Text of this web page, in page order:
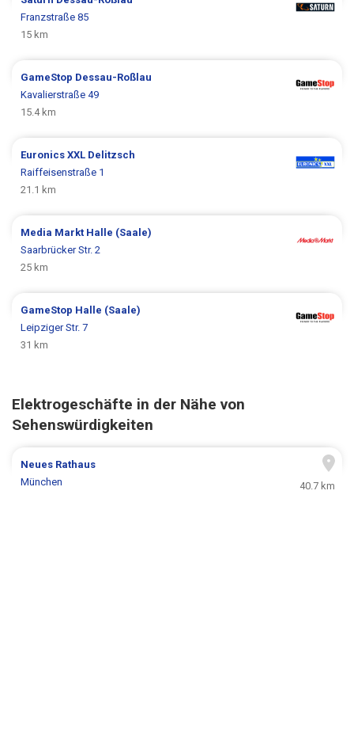
Franzstraße 85
15 km
GameStop Dessau-Roßlau
Kavalierstraße 49
15.4 km
Euronics XXL Delitzsch
Raiffeisenstraße 1
21.1 km
Media Markt Halle (Saale)
Saarbrücker Str. 2
25 km
GameStop Halle (Saale)
Leipziger Str. 7
31 km
Elektrogeschäfte in der Nähe von
Sehenswürdigkeiten
Neues Rathaus
München
40.7 km